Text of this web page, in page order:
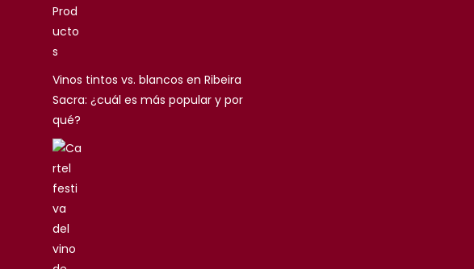
Vinos tintos vs. blancos en Ribeira
Sacra: ¿cuál es más popular y por
qué?